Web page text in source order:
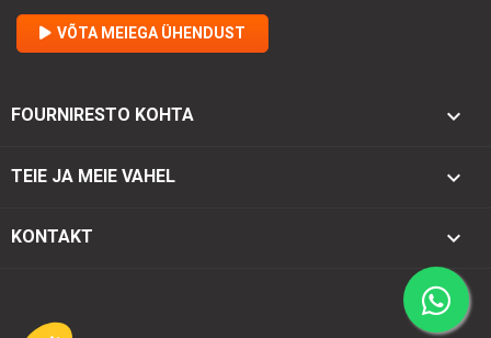
VÕTA MEIEGA ÜHENDUST
FOURNIRESTO KOHTA 
TEIE JA MEIE VAHEL 
KONTAKT keyboard_arrow_down